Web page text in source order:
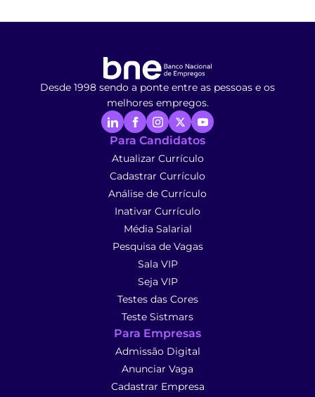
Desde 1998 sendo a ponte entre as pessoas e os
melhores empregos.
Para Candidatos
Atualizar Currículo
Cadastrar Currículo
Análise de Currículo
Inativar Currículo
Média Salarial
Pesquisa de Vagas
Sala VIP
Seja VIP
Testes das Cores
Teste Sistmars
Para Empresas
Admissão Digital
Anunciar Vaga
Cadastrar Empresa